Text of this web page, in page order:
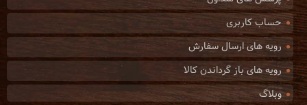
حساب کاربری
رویه های ارسال سفارش
رویه های باز گرداندن کالا
وبلاگ